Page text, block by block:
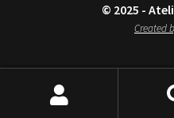
© 2025 -
Created
Recherche
Recherche